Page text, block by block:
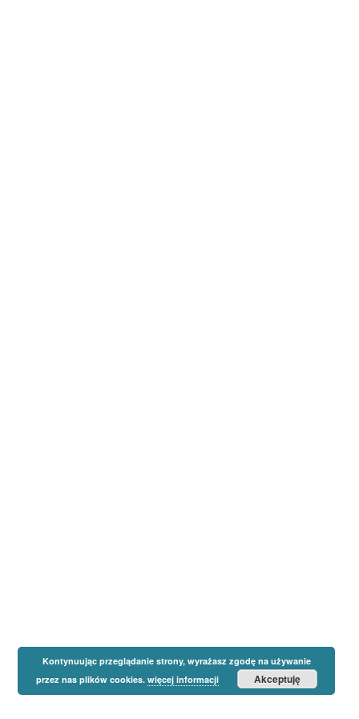
Kontynuując przeglądanie strony, wyrażasz zgodę na używanie
przez nas plików cookies. więcej informacji Akceptuję